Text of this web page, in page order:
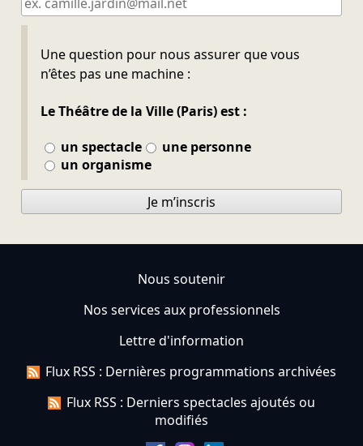
Une question pour nous assurer que vous
n’êtes pas une machine :
Le Théâtre de la Ville (Paris) est :
un spectacle
une personne
un organisme
Ne pas remplir
Je m’inscris
Nous soutenir
Nos services aux professionnels
Lettre d'information
Flux RSS : Dernières programmations archivées
Flux RSS : Derniers spectacles ajoutés ou
modifiés